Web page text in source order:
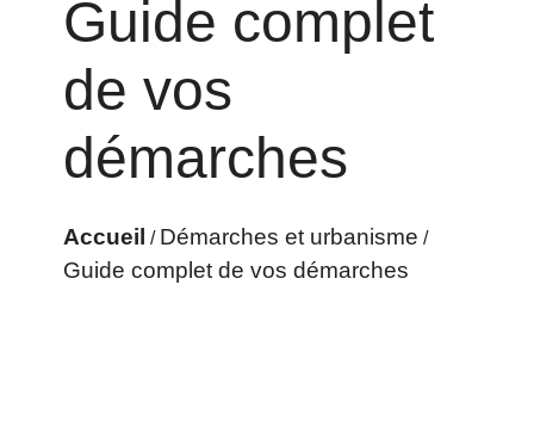
Guide complet
de vos
démarches
Accueil / Démarches et urbanisme /
Guide complet de vos démarches